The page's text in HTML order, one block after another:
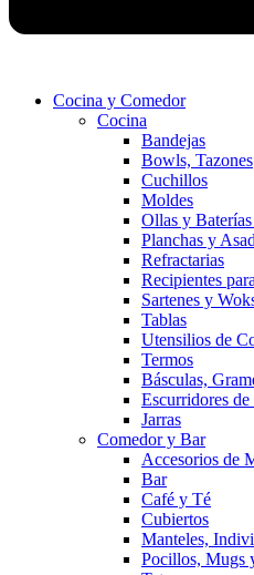
Cocina y Comedor
Cocina
Bandejas
Bowls, Tazones
Cuchillos
Moldes
Ollas y
Planchas y
Refractarias
Recipientes
Sartenes y
Tablas
Utensilios de
Termos
Básculas,
Escurridores
Jarras
Comedor y Bar
Accesorios de
Bar
Café y Té
Cubiertos
Manteles,
Pocillos, Mugs